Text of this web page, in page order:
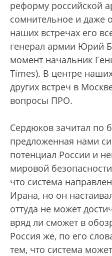
реформу российской
сомнительное и даже
наших встречах его
генерал армии Юрий
момент начальник
Times). В центре
других встреч в
вопросы ПРО.
Сердюков зачитал по
предложенная нами
потенциал России и
мировой
что система
Ирана, но он
оттуда не может
вряд ли сможет в
Россия же, по его
тем, что система